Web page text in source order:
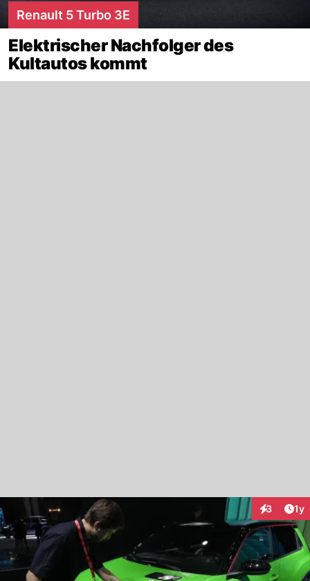
Renault 5 Turbo 3E
Elektrischer Nachfolger des
Kultautos kommt
3 1y